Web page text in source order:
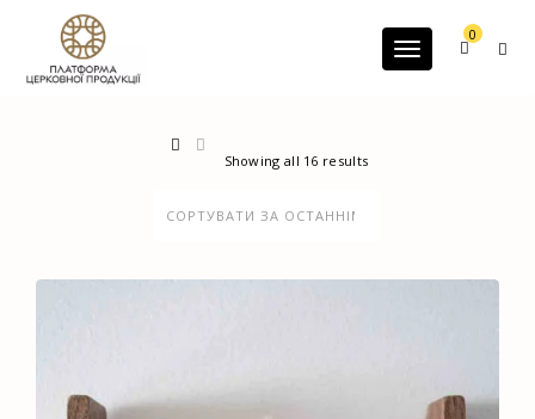
G-60JZFMNRBC
Toggle
0
Showing all 16 results